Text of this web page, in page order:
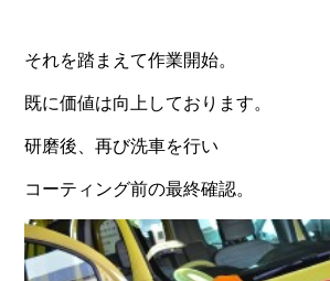
それを踏まえて作業開始。
既に価値は向上しております。
研磨後、再び洗車を行い
コーティング前の最終確認。